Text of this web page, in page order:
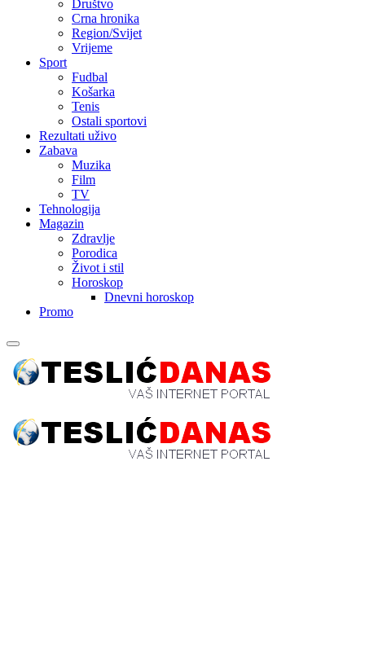
Društvo
Crna hronika
Region/Svijet
Vrijeme
Sport
Fudbal
Košarka
Tenis
Ostali sportovi
Rezultati uživo
Zabava
Muzika
Film
TV
Tehnologija
Magazin
Zdravlje
Porodica
Život i stil
Horoskop
Dnevni horoskop
Promo